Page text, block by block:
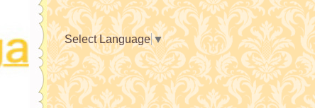
Select Language▼